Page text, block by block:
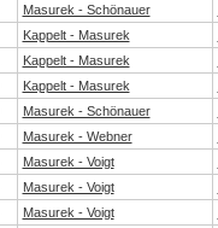
Masurek - Schönauer
Kappelt - Masurek
Kappelt - Masurek
Kappelt - Masurek
Masurek - Schönauer
Masurek - Webner
Masurek - Voigt
Masurek - Voigt
Masurek - Voigt